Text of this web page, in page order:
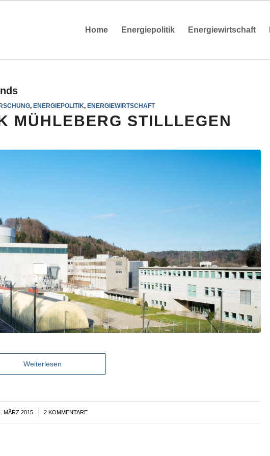
Home Energiepolitik Energiewirtschaft
,ENERGIEPOLITIK,ENERGIEWIRTSCHAFT
MÜHLEBERG STILLLEGEN
Weiterlesen
MÄRZ 2015
/ 2 KOMMENTARE